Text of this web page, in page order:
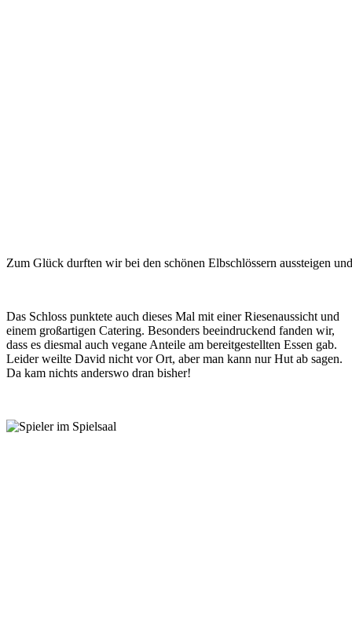
Zum Glück durften wir bei den schönen Elbschlössern aussteigen
Das Schloss punktete auch dieses Mal mit einer Riesenaussicht und
einem großartigen Catering. Besonders beeindruckend fanden wir,
dass es diesmal auch vegane Anteile am bereitgestellten Essen gab.
Leider weilte David nicht vor Ort, aber man kann nur Hut ab sagen.
Da kam nichts anderswo dran bisher!